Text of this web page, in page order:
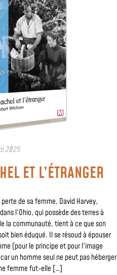
2025
ET L’ÉTRANGER
perte de sa femme, David Harvey,
l'Ohio, qui possède des terres à
la communauté, tient à ce que son
bien éduqué. Il se résoud à épouser
(pour le principe et pour l'image
un homme seul ne peut pas héberger
femme fut-elle […]